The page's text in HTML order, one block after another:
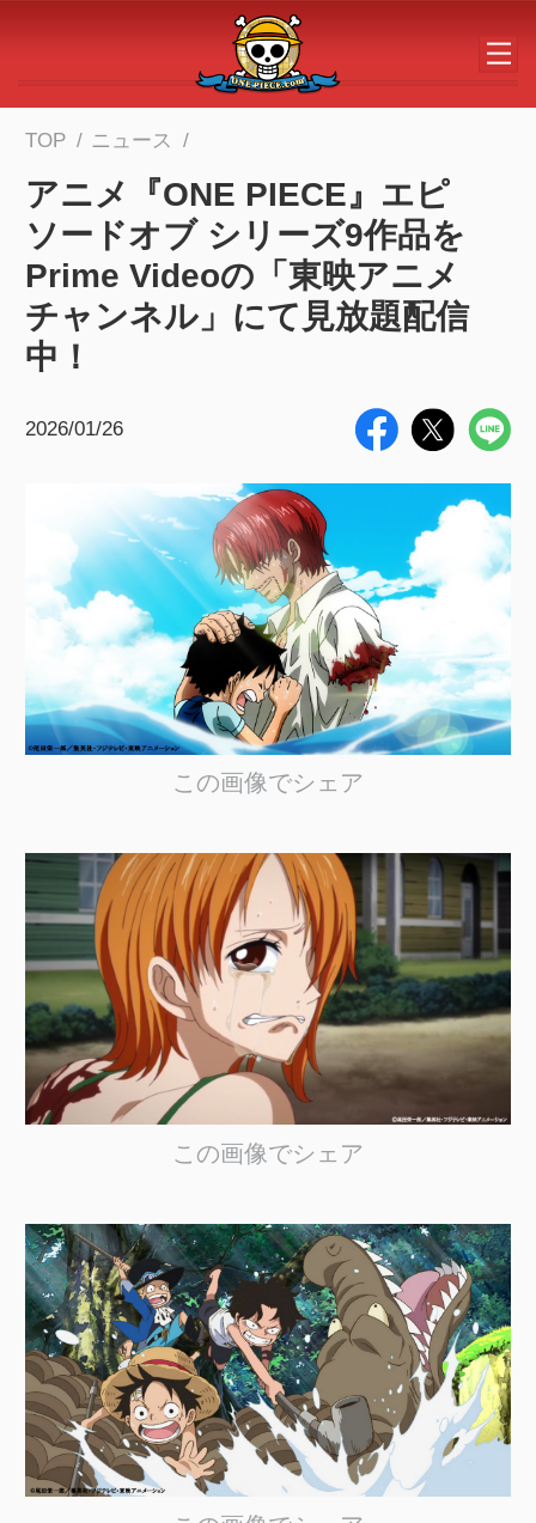
メインコンテンツへスキップする
TOP ニュース
アニメ『ONE PIECE』エピ
ソードオブ シリーズ9作品を
Prime Videoの「東映アニメ
チャンネル」にて見放題配信
中！
2026/01/26
この画像でシェア
この画像でシェア